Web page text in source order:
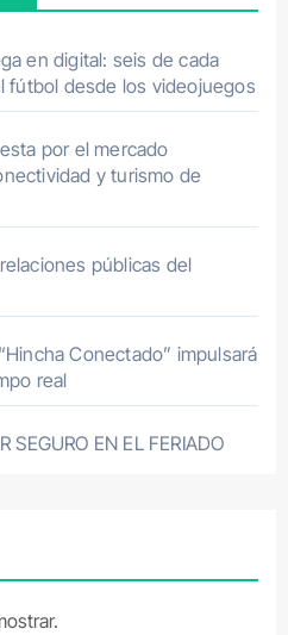
en digital: seis de cada
fútbol desde los videojuegos
por el mercado
y turismo de
públicas del
Conectado” impulsará
real
SEGURO EN EL FERIADO